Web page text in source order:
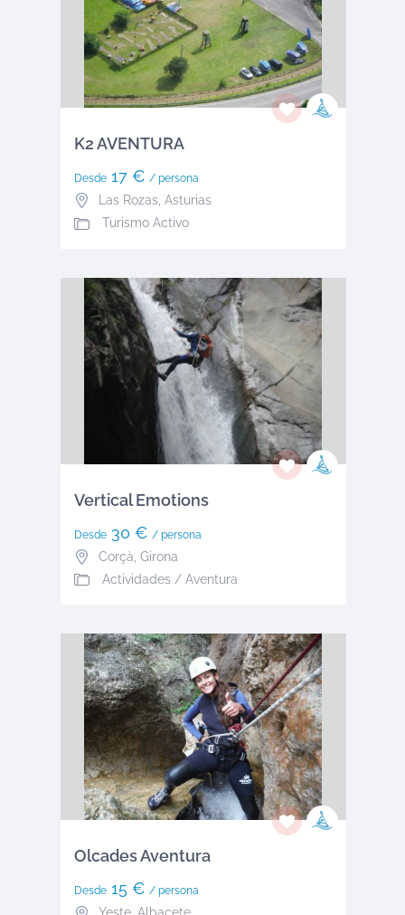
K2 AVENTURA
Desde17 € / persona
Las Rozas, Asturias
Turismo Activo
Vertical Emotions
Desde30 € / persona
Corçà Girona
Actividades / Aventura
Olcades Aventura
Desde15 € / persona